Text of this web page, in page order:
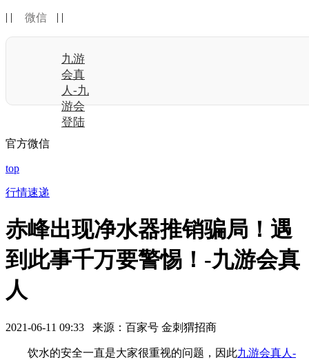
| | 微信 | |
九游
会真
人-九
游会
登陆
官方微信
top
行情速递
赤峰出现净水器推销骗局！遇
到此事千万要警惕！-九游会真
人
2021-06-11 09:33 来源：百家号 金刺猬招商
饮水的安全一直是大家很重视的问题，因此九游会真人-